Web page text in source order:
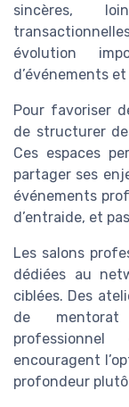
sincères,
évolution
d’événements
Pour favoriser
de structurer
Ces espaces
partager ses
événements
d’entraide, et
Les salons
dédiées au
ciblées. Des
de mentorat
encouragent
profondeur